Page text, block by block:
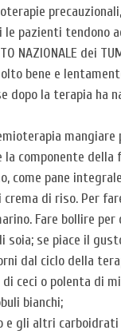
pazienti tendono
NAZIONALE dei
bene e
dopo la terapia ha
la componente
come pane
di riso. Per
Fare bollire
soia; se piace il
dal ciclo della
di ceci o polenta di
bianchi;
e gli altri